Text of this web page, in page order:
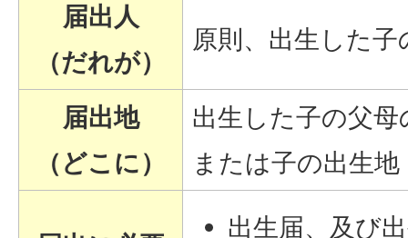
届出人
（だれが）
原則、出生した子
届出地
（どこに）
出生した子の父
または子の出生地
出生届、及び